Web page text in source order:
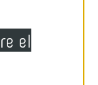
el